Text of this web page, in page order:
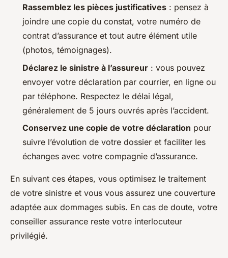
Rassemblez les pièces justificatives : pensez à
joindre une copie du constat, votre numéro de
contrat d’assurance et tout autre élément utile
(photos, témoignages).
Déclarez le sinistre à l’assureur : vous pouvez
envoyer votre déclaration par courrier, en ligne ou
par téléphone. Respectez le délai légal,
généralement de 5 jours ouvrés après l’accident.
Conservez une copie de votre déclaration pour
suivre l’évolution de votre dossier et faciliter les
échanges avec votre compagnie d’assurance.
En suivant ces étapes, vous optimisez le traitement
de votre sinistre et vous vous assurez une couverture
adaptée aux dommages subis. En cas de doute, votre
conseiller assurance reste votre interlocuteur
privilégié.